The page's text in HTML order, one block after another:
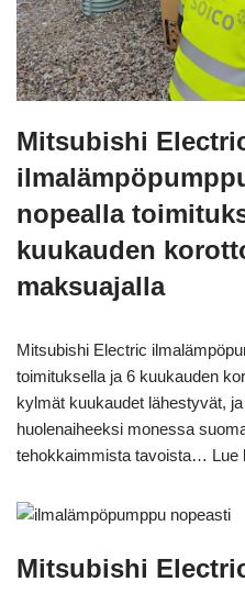
Mitsubishi
nopealla
kuukauden
maksuajalla
Mitsubishi Electric
toimituksella ja 6 kuukauden
kylmät kuukaudet lähestyvät,
huolenaiheeksi monessa
tehokkaimmista tavoista… Lue
Mitsubishi